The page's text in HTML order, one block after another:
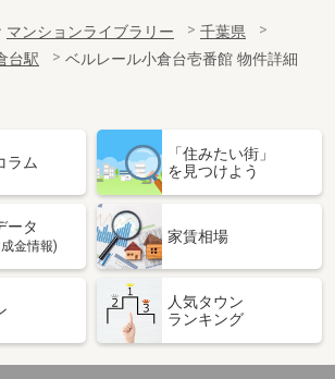
マンションライブラリー
千葉県
台駅 ベルレール小倉台壱番館 物件詳細
ラム
「住みたい街」
を見つけよう
ータ
金情報)
家賃相場
人気タウン
ランキング